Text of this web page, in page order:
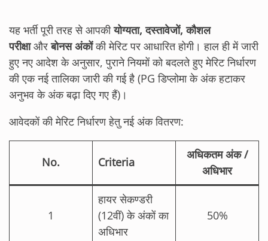
यह भर्ती पूरी तरह से आपकीयोग्यता, दस्तावेजों, कौशल
परीक्षाऔरबोनस अंकोंकी मेरिट पर आधारित होगी। हाल ही में जारी
हुए नए आदेश के अनुसार, पुराने नियमों को बदलते हुए मेरिट निर्धारण
की एक नई तालिका जारी की गई है (PG डिप्लोमा के अंक हटाकर
अनुभव के अंक बढ़ा दिए गए हैं)।
आवेदकों की मेरिट निर्धारण हेतु नई अंक वितरण:
No. Criteria
अधिकतम अंक /
अधिभार
1
हायर सेकण्डरी
(12वीं) के अंकों का
अधिभार
50%